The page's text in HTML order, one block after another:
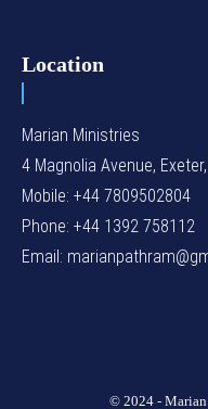
Location
Marian Ministries
4 Magnolia Avenue,
Mobile: +44 7809502804
Phone: +44 1392 758112
Email:
© 2024 - Marian